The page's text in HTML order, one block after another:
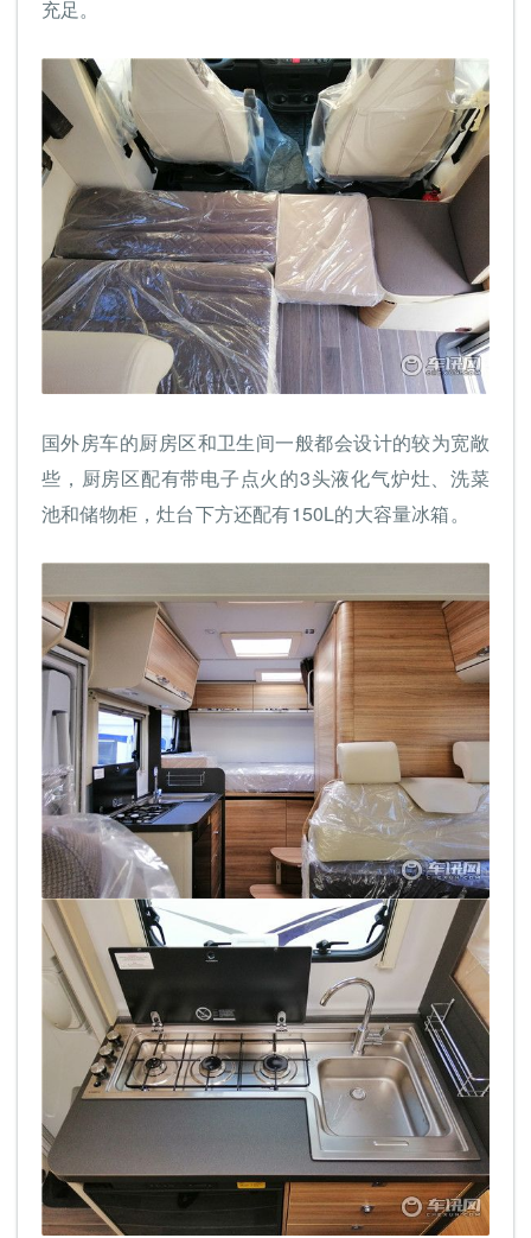
充足。
国外房车的厨房区和卫生间一般都会设计的较为宽敞
些，厨房区配有带电子点火的3头液化气炉灶、洗菜
池和储物柜，灶台下方还配有150L的大容量冰箱。